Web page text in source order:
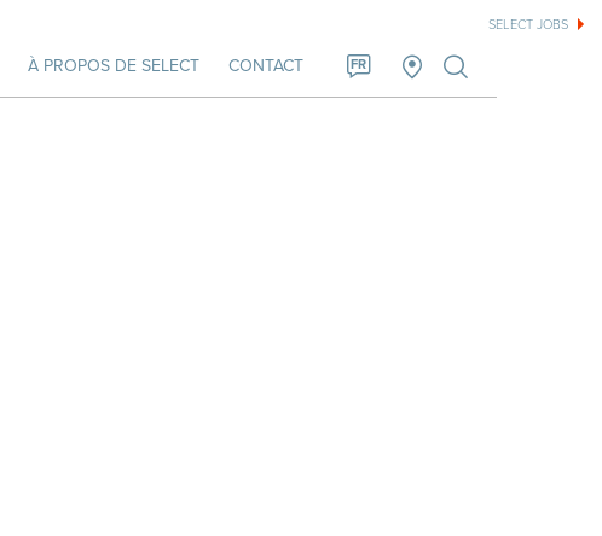
SELECT JOBS
À PROPOS DE SELECT CONTACT FR